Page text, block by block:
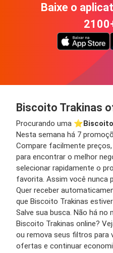
Baixe o
Biscoito Trakinas
Procurando uma ⭐️
Nesta semana há 7
Compare facilmente
para encontrar o melhor
selecionar rapidamente o
favorita. Assim você nunca
Quer receber
que Biscoito Trakinas
Salve sua busca. Não há
Biscoito Trakinas online?
ou remova seus filtros para
ofertas e continuar